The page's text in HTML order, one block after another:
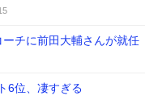
ーチに前田大輔さんが就
6位、凄すぎる